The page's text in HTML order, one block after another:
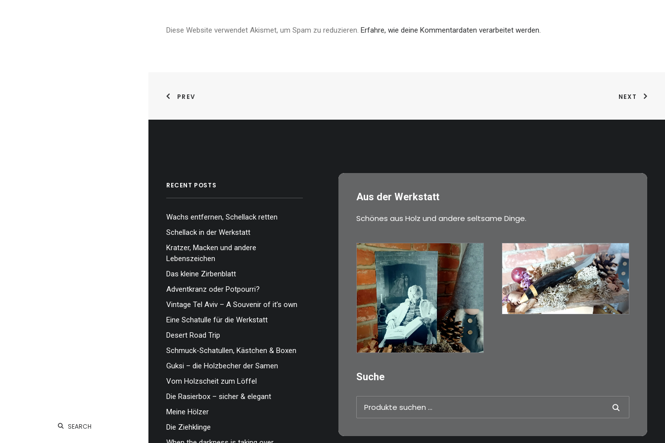
SEARCH
Diese Website verwendet Akismet, um Spam zu reduzieren. Erfahre, wie deine Kommentardaten verarbeitet werden.
PREV NEXT
RECENT POSTS
Wachs entfernen, Schellack retten
Schellack in der Werkstatt
Kratzer, Macken und andere
Lebenszeichen
Das kleine Zirbenblatt
Adventkranz oder Potpourri?
Vintage Tel Aviv – A Souvenir of it’s own
Eine Schatulle für die Werkstatt
Desert Road Trip
Schmuck-Schatullen, Kästchen & Boxen
Guksi – die Holzbecher der Samen
Vom Holzscheit zum Löffel
Die Rasierbox – sicher & elegant
Meine Hölzer
Die Ziehklinge
Aus der Werkstatt
Schönes aus Holz und andere seltsame Dinge.
€3,00
Limitierte Auflage.
Original: Abzug von
35mm…
€39,00
Kleines Schmuckmesser,
ideal als…
Suche